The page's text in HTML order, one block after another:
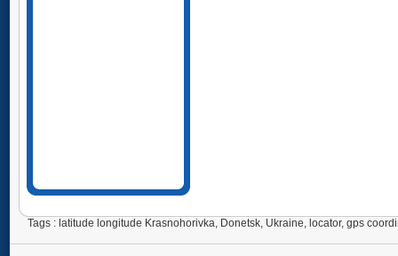
Tags : latitude longitude Krasnohorivka, Donetsk, Ukraine, locator, gps